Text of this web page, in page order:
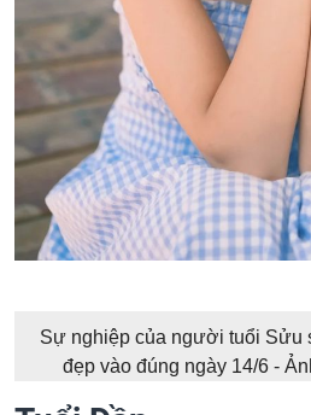
Sự nghiệp của người tuổi Sửu
đẹp vào đúng ngày 14/6 -